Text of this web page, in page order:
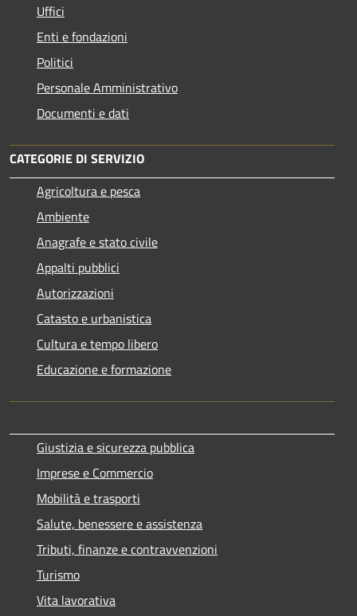
Uffici
Enti e fondazioni
Politici
Personale Amministrativo
Documenti e dati
CATEGORIE DI SERVIZIO
Agricoltura e pesca
Ambiente
Anagrafe e stato civile
Appalti pubblici
Autorizzazioni
Catasto e urbanistica
Cultura e tempo libero
Educazione e formazione
Giustizia e sicurezza pubblica
Imprese e Commercio
Mobilità e trasporti
Salute, benessere e assistenza
Tributi, finanze e contravvenzioni
Turismo
Vita lavorativa